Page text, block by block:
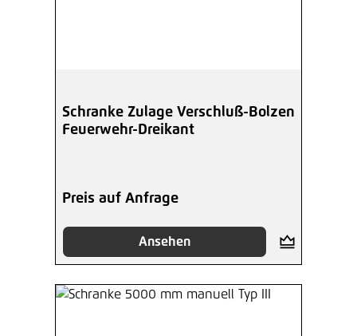
Schranke Zulage Verschluß-Bolzen
Feuerwehr-Dreikant
Preis auf Anfrage
Ansehen